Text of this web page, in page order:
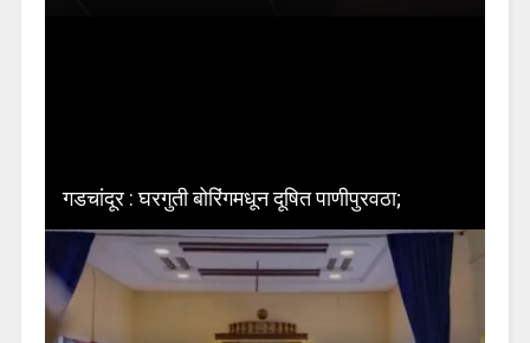
गडचांदूर : घरगुती बोरिंगमधून दूषित पाणीपुरवठा;